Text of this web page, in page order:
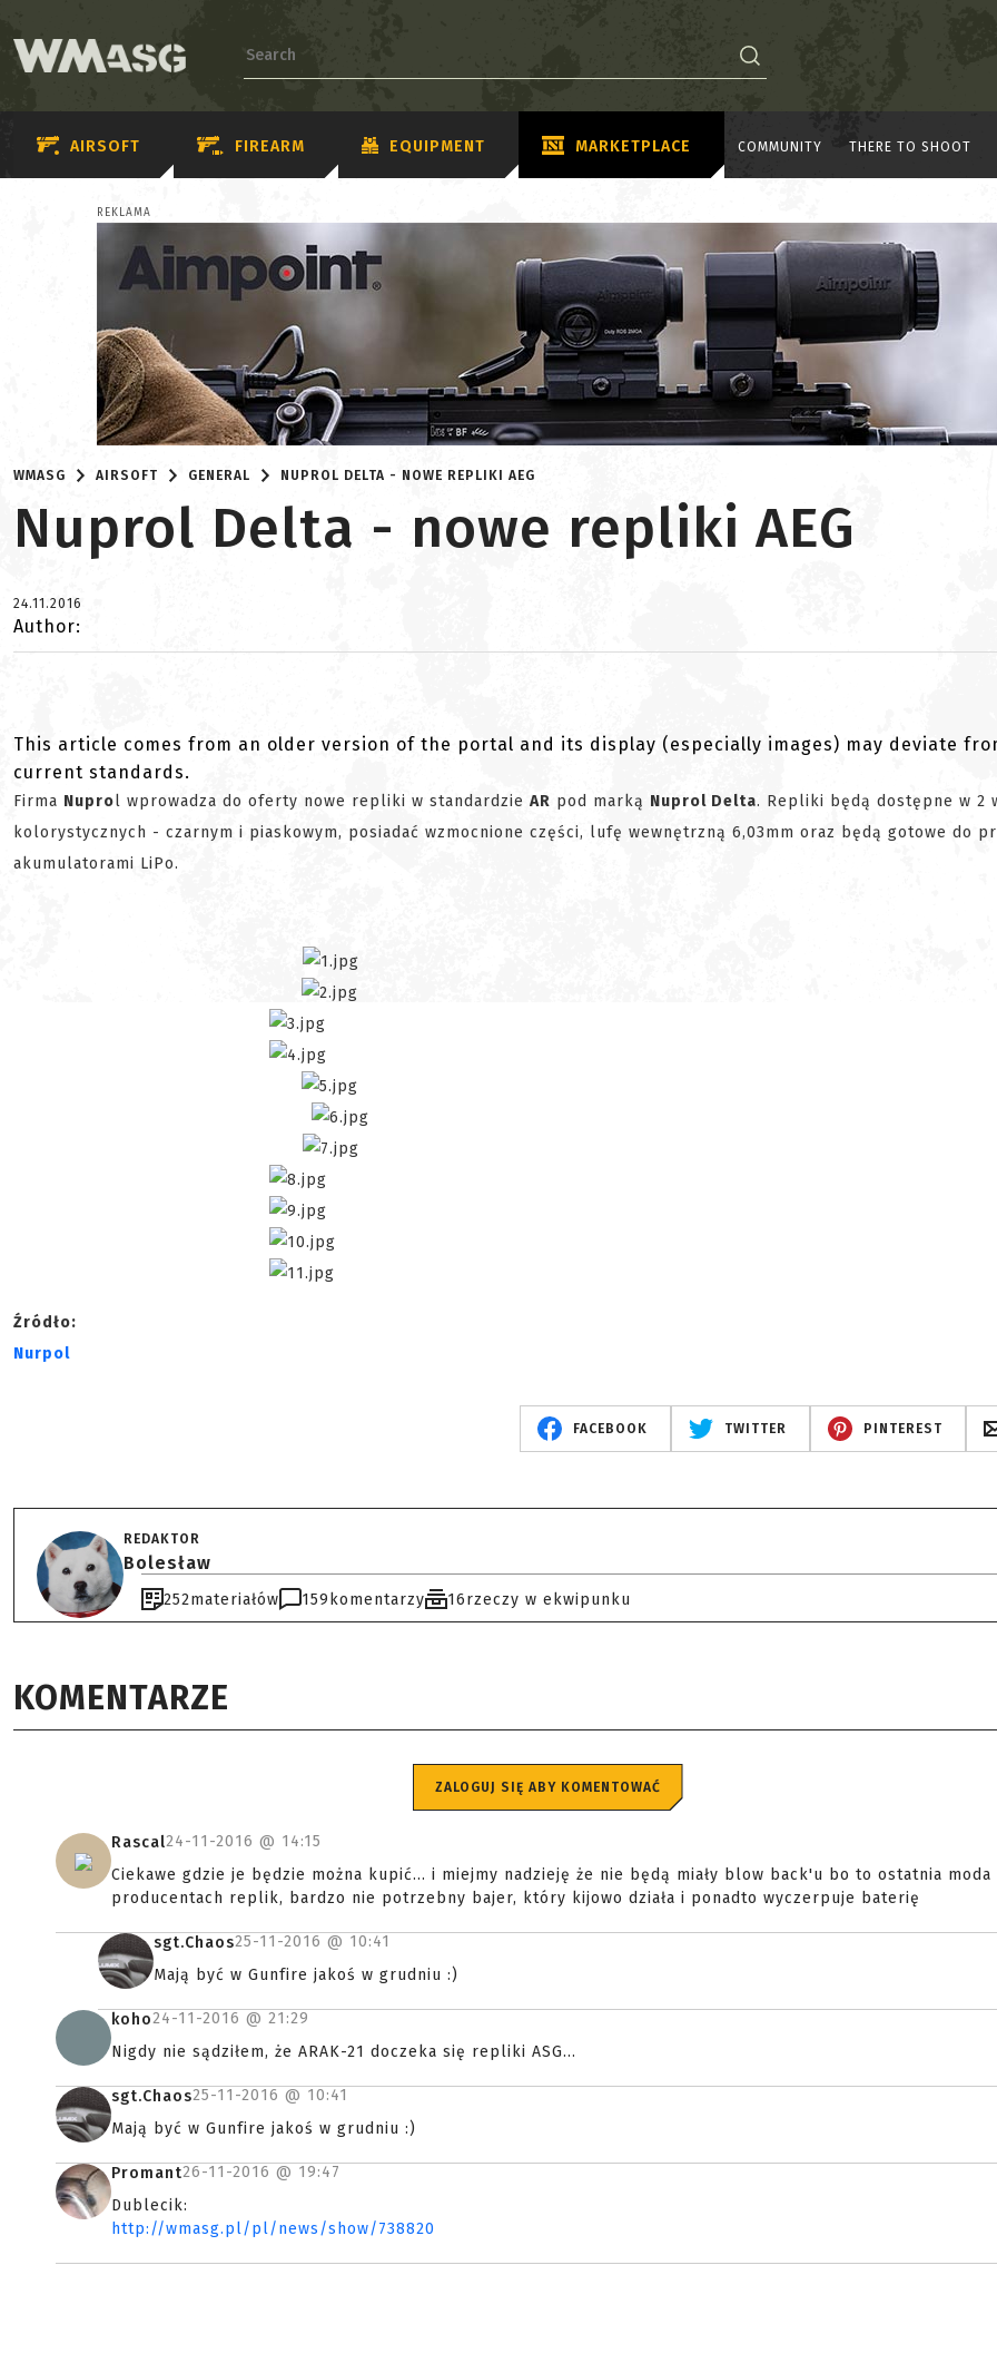
AIRSOFT FIREARM EQUIPMENT MARKETPLACE COMMUNITY THERE TO SHOOT
REKLAMA
WMASG AIRSOFT GENERAL NUPROL DELTA - NOWE REPLIKI AEG
Nuprol Delta - nowe repliki AEG
24.11.2016
Author:
This article comes from an older version of the portal and its display (especially images) may deviate
current standards.
Firma Nuprol wprowadza do oferty nowe repliki w standardzie AR pod marką Nuprol Delta. Repliki będą dostępne w 2
kolorystycznych - czarnym i piaskowym, posiadać wzmocnione części, lufę wewnętrzną 6,03mm oraz będą gotowe do
akumulatorami LiPo.
Źródło:
Nurpol
FACEBOOK TWITTER PINTEREST
REDAKTOR
Bolesław
252materiałów 159 komentarzy 16rzeczy w ekwipunku
KOMENTARZE
ZALOGUJ SIĘ ABY KOMENTOWAĆ
Rascal24-11-2016 @ 14:15
Ciekawe gdzie je będzie można kupić... i miejmy nadzieję że nie będą miały blow back'u bo to ostatnia
producentach replik, bardzo nie potrzebny bajer, który kijowo działa i ponadto wyczerpuje baterię
sgt.Chaos25-11-2016 @ 10:41
Mają być w Gunfire jakoś w grudniu :)
koho24-11-2016 @ 21:29
Nigdy nie sądziłem, że ARAK-21 doczeka się repliki ASG...
sgt.Chaos25-11-2016 @ 10:41
Mają być w Gunfire jakoś w grudniu :)
Promant26-11-2016 @ 19:47
Dublecik:
http://wmasg.pl/pl/news/show/738820